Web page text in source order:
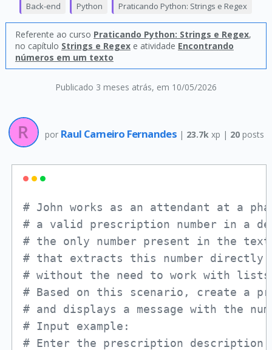
Publicado 3 meses atrás, em 10/05/2026
Back-end Python Praticando Python: Strings e Regex
Referente ao curso Praticando Python: Strings e Regex,
no capítulo Strings e Regexe atividade Encontrando
números em um texto
por Raul Carneiro Fernandes | 23.7k xp | 20posts
# John works as an attendant at a
# a valid prescription number in a
# the only number present in the text
# that extracts this number directly
# without the need to work with
# Based on this scenario, create a
# and displays a message with the
# Input example:
# Enter the prescription description: